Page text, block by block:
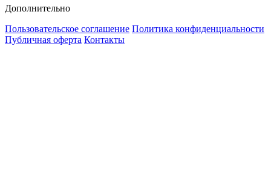
Дополнительно
Пользовательское соглашение Политика конфиденциальности
Публичная оферта Контакты